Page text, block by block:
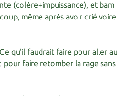
(colère+impuissance), et bam
même après avoir crié voire
qu'il faudrait faire pour aller au
faire retomber la rage sans